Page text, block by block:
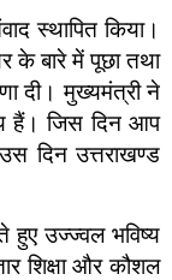
स्थापित किया।
के बारे में पूछा तथा
दी। मुख्यमंत्री ने
हैं। जिस दिन आप
दिन उत्तराखण्ड
हुए उज्ज्वल भविष्य
शिक्षा और कौशल